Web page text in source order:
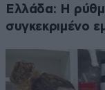
Ελλάδα: Η
συγκεκριμένο